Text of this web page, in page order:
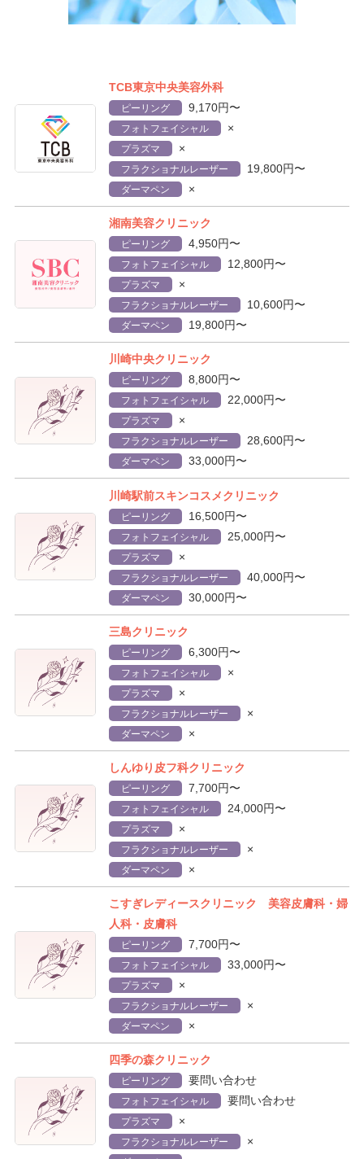
TCB東京中央美容外科
ピーリング 9,170円〜
フォトフェイシャル ×
プラズマ ×
フラクショナルレーザー 19,800円〜
ダーマペン ×
湘南美容クリニック
ピーリング 4,950円〜
フォトフェイシャル 12,800円〜
プラズマ ×
フラクショナルレーザー 10,600円〜
ダーマペン 19,800円〜
川崎中央クリニック
ピーリング 8,800円〜
フォトフェイシャル 22,000円〜
プラズマ ×
フラクショナルレーザー 28,600円〜
ダーマペン 33,000円〜
川崎駅前スキンコスメクリニック
ピーリング 16,500円〜
フォトフェイシャル 25,000円〜
プラズマ ×
フラクショナルレーザー 40,000円〜
ダーマペン 30,000円〜
三島クリニック
ピーリング 6,300円〜
フォトフェイシャル ×
プラズマ ×
フラクショナルレーザー ×
ダーマペン ×
しんゆり皮フ科クリニック
ピーリング 7,700円〜
フォトフェイシャル 24,000円〜
プラズマ ×
フラクショナルレーザー ×
ダーマペン ×
こすぎレディースクリニック 美容皮膚科・婦
人科・皮膚科
ピーリング 7,700円〜
フォトフェイシャル 33,000円〜
プラズマ ×
フラクショナルレーザー ×
ダーマペン ×
四季の森クリニック
ピーリング 要問い合わせ
フォトフェイシャル 要問い合わせ
プラズマ ×
フラクショナルレーザー ×